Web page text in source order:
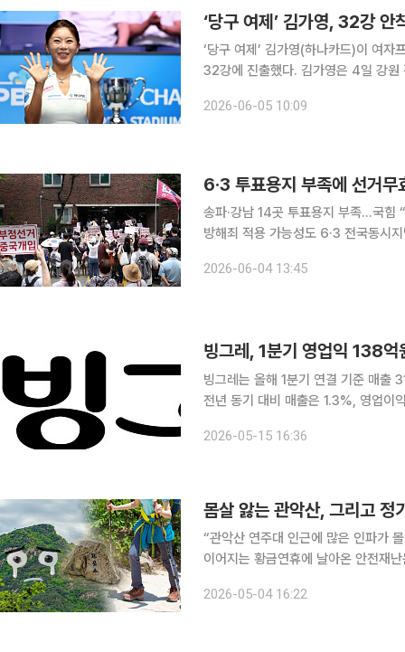
‘당구 여제’ 김가영, 32강
‘당구 여제’ 김가영(하나카드)이 여
32강에 진출했다. 김가영은 4일 강원 정선군 하이원리조트 그랜드호텔 컨벤션타워에서 열린
2026-06-05 10:09
6·3 투표용지 부족에 선거
송파·강남 14곳 투표용지 부족…국힘
방해죄 적용 가능성도 6·3 전국동시지방선거 당일 일부 투표소에서 투표용지가 동나는 초유의 사태
에 영향을 미쳤는지 입증할 수 있느
2026-06-04 13:45
빙그레, 1분기 영업익 138
빙그레는 올해 1분기 연결 기준 매출
전년 동기 대비 매출은 1.3%, 영업이익은 2.3% 증가했다. 회
병에 따른 인건비 증가 등 단기적인
2026-05-15 16:36
몸살 앓는 관악산, 그리고 정
“관악산 연주대 인근에 많은 인파가 몰리고 있습니다” 노동절(5월
이어지는 황금연휴에 날아온 안전재
계망서비스(SNS)로 공유된 연주대의
2026-05-04 16:22